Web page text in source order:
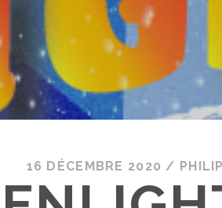
16 DÉCEMBRE 2020 /